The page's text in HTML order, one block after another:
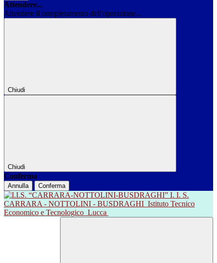
Attendere...
Attendere il completamento dell'operazione...
Chiudi
Chiudi
Conferma
Annulla Conferma
I. I. S.
CARRARA - NOTTOLINI - BUSDRAGHI Istituto Tecnico
Economico e Tecnologico Lucca